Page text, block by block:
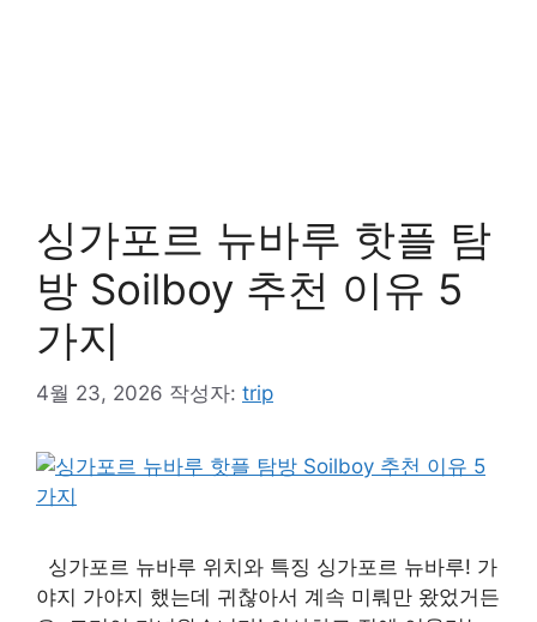
싱가포르 뉴바루 핫플 탐
방 Soilboy 추천 이유 5
가지
4월 23, 2026 작성자: trip
싱가포르 뉴바루 위치와 특징 싱가포르 뉴바루! 가
야지 가야지 했는데 귀찮아서 계속 미뤄만 왔었거든